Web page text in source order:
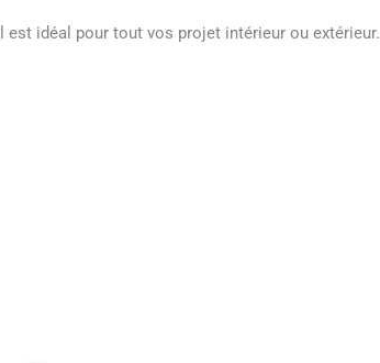
idéal pour tout vos projet intérieur ou extérieur.